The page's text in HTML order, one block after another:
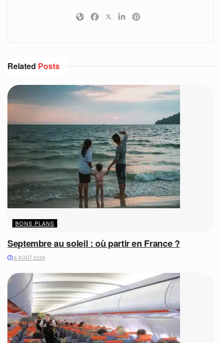
Related Posts
BONS PLANS
Septembre au soleil : où partir en France ?
9 AOÛT 2026